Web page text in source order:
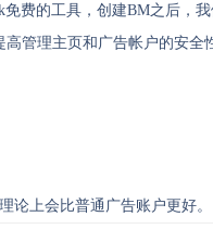
免费的工具，创建BM之后，
管理主页和广告帐户的安全
论上会比普通广告账户更好。